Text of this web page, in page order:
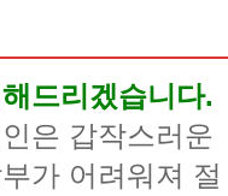
드리겠습니다.
은 갑작스러운
가 어려워져 절